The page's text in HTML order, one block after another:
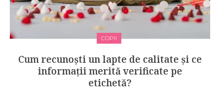
COPII
Cum recunoști un lapte de calitate și ce
informații merită verificate pe
etichetă?